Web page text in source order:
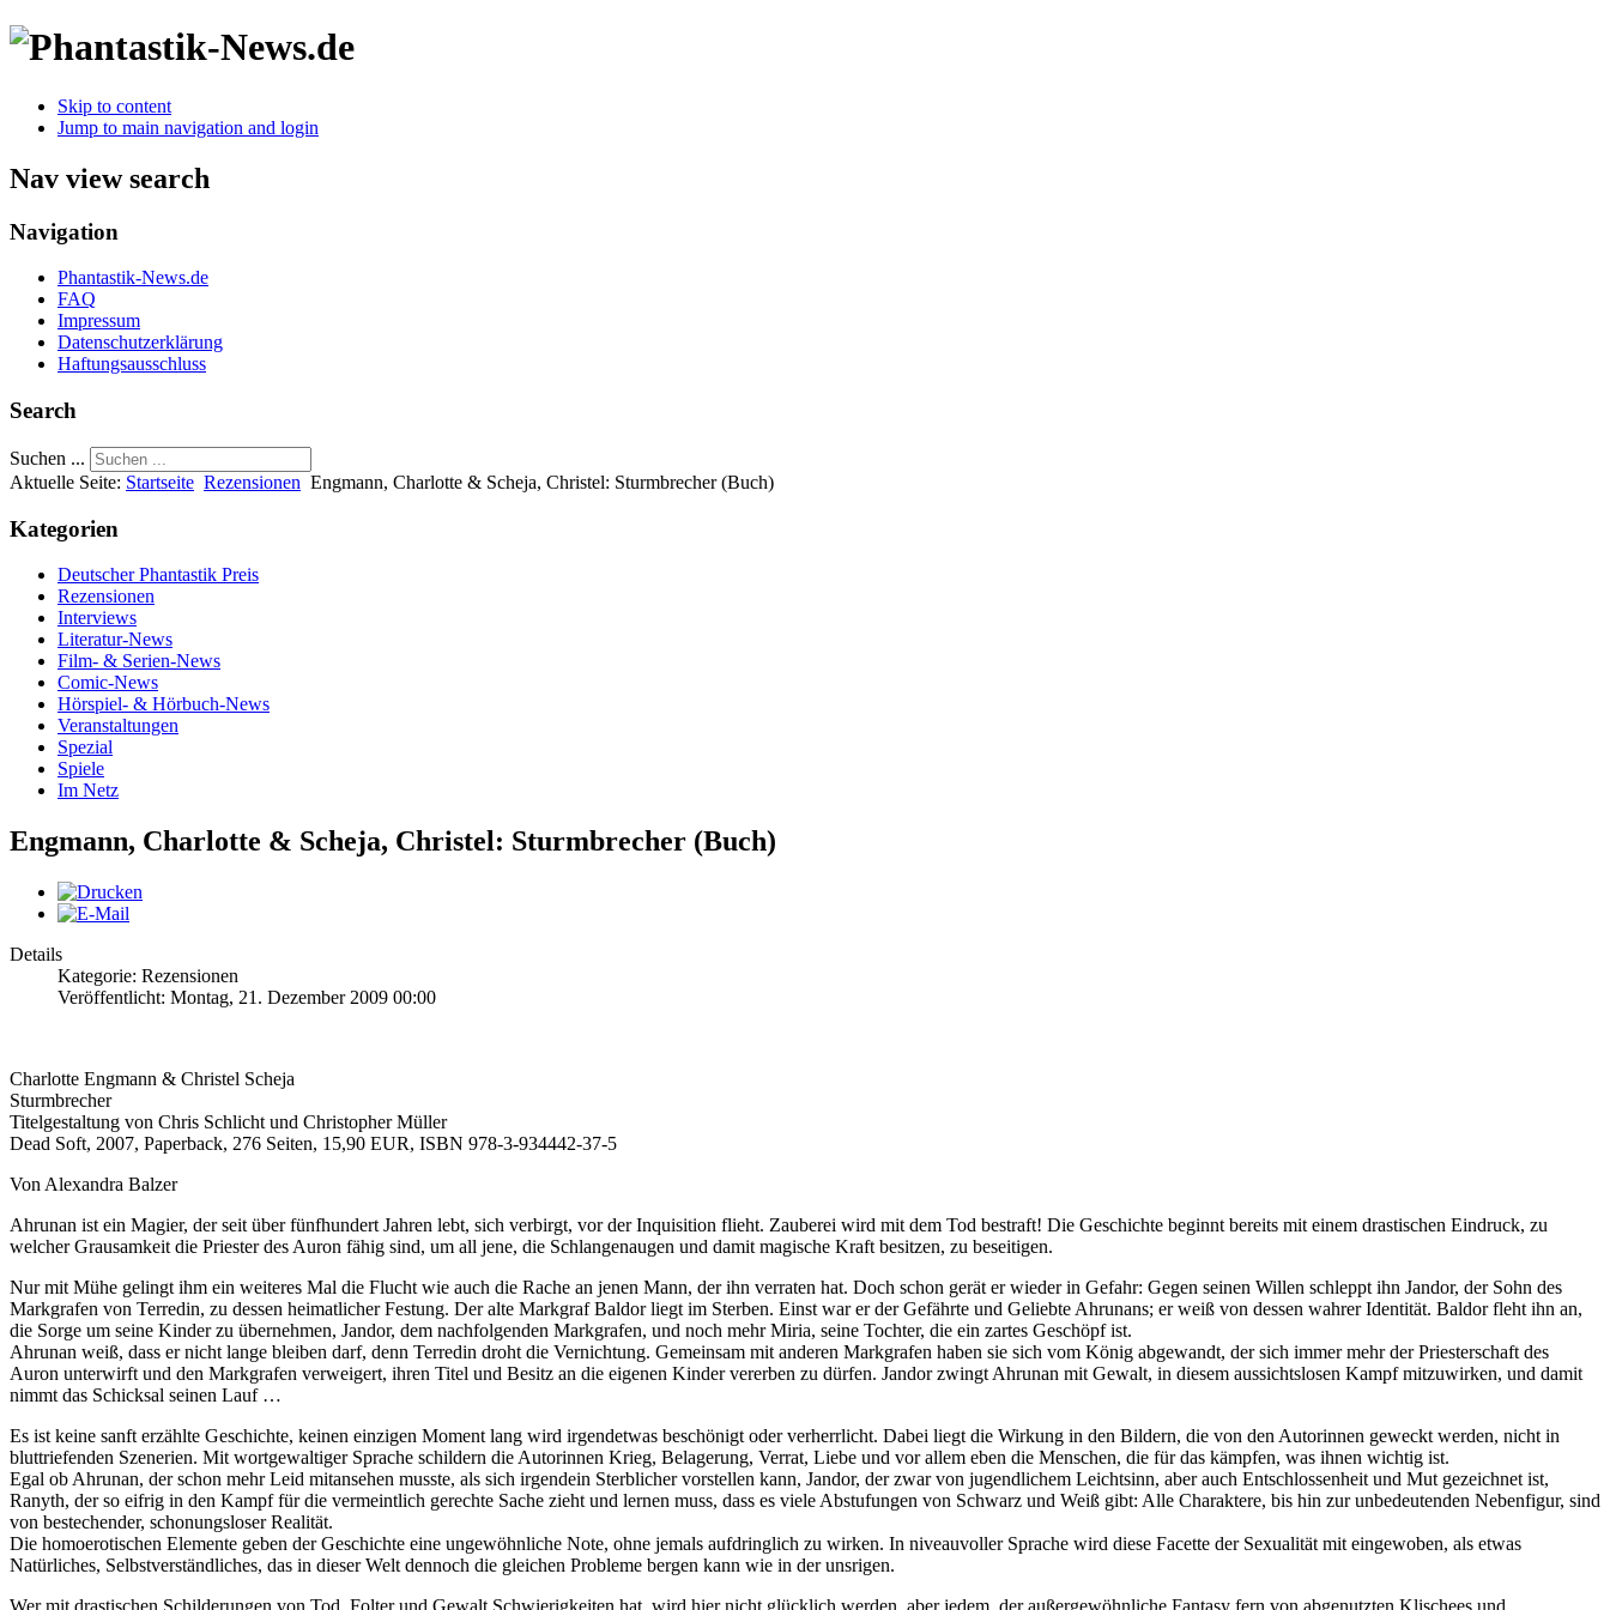
Skip to content
Jump to main navigation and login
Nav view search
Navigation
Phantastik-News.de
FAQ
Impressum
Datenschutzerklärung
Haftungsausschluss
Search
Suchen ...
Aktuelle Seite: Startseite Rezensionen Engmann, Charlotte & Scheja, Christel: Sturmbrecher (Buch)
Kategorien
Deutscher Phantastik Preis
Rezensionen
Interviews
Literatur-News
Film- & Serien-News
Comic-News
Hörspiel- & Hörbuch-News
Veranstaltungen
Spezial
Spiele
Im Netz
Engmann, Charlotte & Scheja, Christel: Sturmbrecher (Buch)
Details
Kategorie: Rezensionen
Veröffentlicht: Montag, 21. Dezember 2009 00:00
Charlotte Engmann & Christel Scheja
Sturmbrecher
Titelgestaltung von Chris Schlicht und Christopher Müller
Dead Soft, 2007, Paperback, 276 Seiten, 15,90 EUR, ISBN 978-3-934442-37-5
Von Alexandra Balzer
Ahrunan ist ein Magier, der seit über fünfhundert Jahren lebt, sich verbirgt, vor der Inquisition flieht. Zauberei wird mit dem Tod bestraft! Die Geschichte beginnt bereits mit einem drastischen Eindruck, zu
welcher Grausamkeit die Priester des Auron fähig sind, um all jene, die Schlangenaugen und damit magische Kraft besitzen, zu beseitigen.
Nur mit Mühe gelingt ihm ein weiteres Mal die Flucht wie auch die Rache an jenen Mann, der ihn verraten hat. Doch schon gerät er wieder in Gefahr: Gegen seinen Willen schleppt ihn Jandor, der Sohn des
Markgrafen von Terredin, zu dessen heimatlicher Festung. Der alte Markgraf Baldor liegt im Sterben. Einst war er der Gefährte und Geliebte Ahrunans; er weiß von dessen wahrer Identität. Baldor fleht ihn an,
die Sorge um seine Kinder zu übernehmen, Jandor, dem nachfolgenden Markgrafen, und noch mehr Miria, seine Tochter, die ein zartes Geschöpf ist.
Ahrunan weiß, dass er nicht lange bleiben darf, denn Terredin droht die Vernichtung. Gemeinsam mit anderen Markgrafen haben sie sich vom König abgewandt, der sich immer mehr der Priesterschaft des
Auron unterwirft und den Markgrafen verweigert, ihren Titel und Besitz an die eigenen Kinder vererben zu dürfen. Jandor zwingt Ahrunan mit Gewalt, in diesem aussichtslosen Kampf mitzuwirken, und damit
nimmt das Schicksal seinen Lauf …
Es ist keine sanft erzählte Geschichte, keinen einzigen Moment lang wird irgendetwas beschönigt oder verherrlicht. Dabei liegt die Wirkung in den Bildern, die von den Autorinnen geweckt werden, nicht in
bluttriefenden Szenerien. Mit wortgewaltiger Sprache schildern die Autorinnen Krieg, Belagerung, Verrat, Liebe und vor allem eben die Menschen, die für das kämpfen, was ihnen wichtig ist.
Egal ob Ahrunan, der schon mehr Leid mitansehen musste, als sich irgendein Sterblicher vorstellen kann, Jandor, der zwar von jugendlichem Leichtsinn, aber auch Entschlossenheit und Mut gezeichnet ist,
Ranyth, der so eifrig in den Kampf für die vermeintlich gerechte Sache zieht und lernen muss, dass es viele Abstufungen von Schwarz und Weiß gibt: Alle Charaktere, bis hin zur unbedeutenden Nebenfigur, sind
von bestechender, schonungsloser Realität.
Die homoerotischen Elemente geben der Geschichte eine ungewöhnliche Note, ohne jemals aufdringlich zu wirken. In niveauvoller Sprache wird diese Facette der Sexualität mit eingewoben, als etwas
Natürliches, Selbstverständliches, das in dieser Welt dennoch die gleichen Probleme bergen kann wie in der unsrigen.
Wer mit drastischen Schilderungen von Tod, Folter und Gewalt Schwierigkeiten hat, wird hier nicht glücklich werden, aber jedem, der außergewöhnliche Fantasy fern von abgenutzten Klischees und